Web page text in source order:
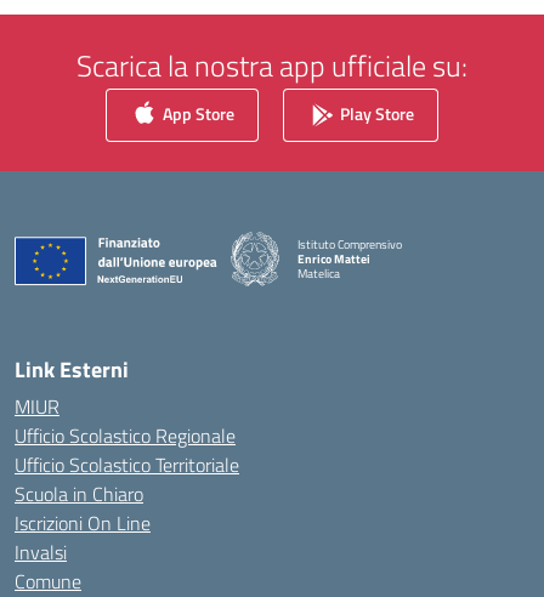
Scarica la nostra app ufficiale su:
App Store Play Store
Istituto Comprensivo
Enrico Mattei
Matelica
Link Esterni
MIUR
Ufficio Scolastico Regionale
Ufficio Scolastico Territoriale
Scuola in Chiaro
Iscrizioni On Line
Invalsi
Comune